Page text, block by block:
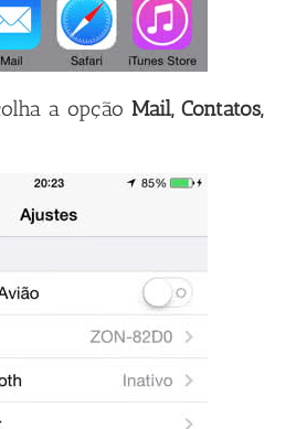
a opção Mail, Contatos,